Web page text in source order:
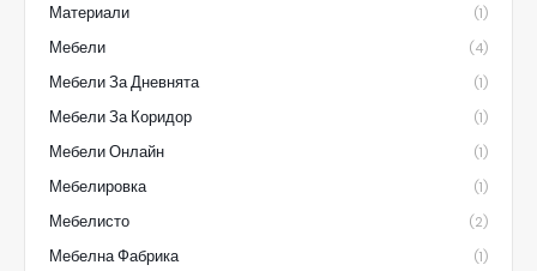
Материали (1)
Мебели (4)
Мебели За Дневнята (1)
Мебели За Коридор (1)
Мебели Онлайн (1)
Мебелировка (1)
Мебелисто (2)
Мебелна Фабрика (1)